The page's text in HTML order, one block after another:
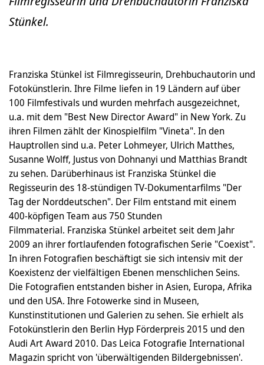
Stünkel.
Franziska Stünkel ist Filmregisseurin, Drehbuchautorin und
Fotokünstlerin. Ihre Filme liefen in 19 Ländern auf über
100 Filmfestivals und wurden mehrfach ausgezeichnet,
u.a. mit dem "Best New Director Award" in New York. Zu
ihren Filmen zählt der Kinospielfilm "Vineta". In den
Hauptrollen sind u.a. Peter Lohmeyer, Ulrich Matthes,
Susanne Wolff, Justus von Dohnanyi und Matthias Brandt
zu sehen. Darüberhinaus ist Franziska Stünkel die
Regisseurin des 18-stündigen TV-Dokumentarfilms "Der
Tag der Norddeutschen". Der Film entstand mit einem
400-köpfigen Team aus 750 Stunden
Filmmaterial. Franziska Stünkel arbeitet seit dem Jahr
2009 an ihrer fortlaufenden fotografischen Serie "Coexist".
In ihren Fotografien beschäftigt sie sich intensiv mit der
Koexistenz der vielfältigen Ebenen menschlichen Seins.
Die Fotografien entstanden bisher in Asien, Europa, Afrika
und den USA. Ihre Fotowerke sind in Museen,
Kunstinstitutionen und Galerien zu sehen. Sie erhielt als
Fotokünstlerin den Berlin Hyp Förderpreis 2015 und den
Audi Art Award 2010. Das Leica Fotografie International
Magazin spricht von 'überwältigenden Bildergebnissen'.